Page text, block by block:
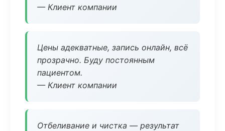
— Клиент компании
Цены адекватные, запись онлайн, всё
прозрачно. Буду постоянным
пациентом.
— Клиент компании
Отбеливание и чистка — результат